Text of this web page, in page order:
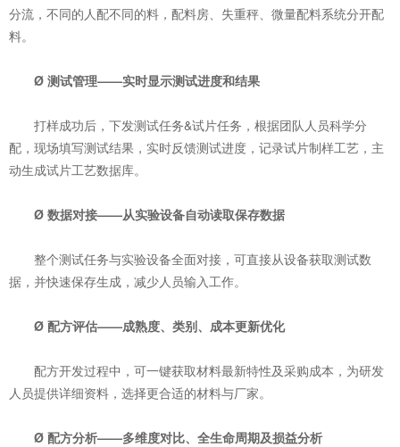
分流，不同的人配不同的料，配料房、失重秤、微量配料系统分开配
料。
Ø 测试管理——实时显示测试进度和结果
打样成功后，下发测试任务&试片任务，根据团队人员科学分
配，现场填写测试结果，实时反馈测试进度，记录试片制样工艺，主
动生成试片工艺数据库。
Ø 数据对接——从实验设备自动读取保存数据
整个测试任务与实验设备全面对接，可直接从设备获取测试数
据，并快速保存生成，减少人员输入工作。
Ø 配方评估——成熟度、类别、成本更新优化
配方开发过程中，可一键获取材料最新特性及采购成本，为研发
人员提供详细资料，选择更合适的材料与厂家。
Ø 配方分析——多维度对比、全生命周期及损益分析